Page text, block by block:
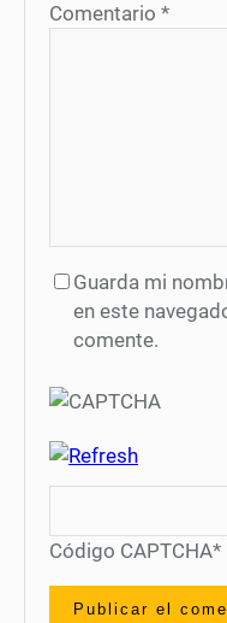
Comentario *
Guarda mi
en este
comente.
Código CAPTCHA*